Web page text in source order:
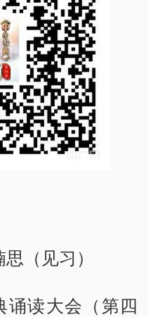
（见习）
诵读大会（第四